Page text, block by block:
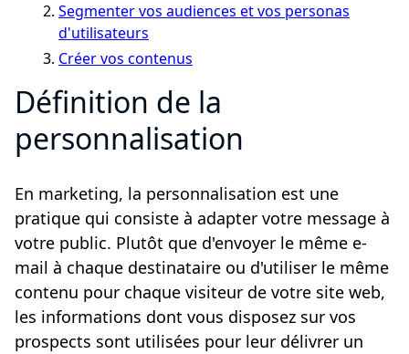
Segmenter vos audiences et vos personas
d'utilisateurs
Créer vos contenus
Définition de la
personnalisation
En marketing, la personnalisation est une
pratique qui consiste à adapter votre message à
votre public. Plutôt que d'envoyer le même e-
mail à chaque destinataire ou d'utiliser le même
contenu pour chaque visiteur de votre site web,
les informations dont vous disposez sur vos
prospects sont utilisées pour leur délivrer un